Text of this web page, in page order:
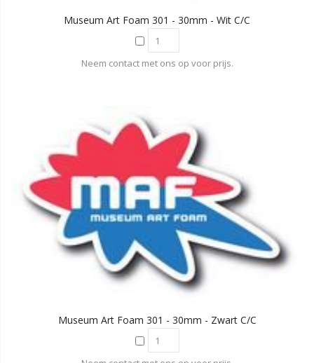
Museum Art Foam 301 - 30mm - Wit C/C
Neem contact met ons op voor prijs.
Museum Art Foam 301 - 30mm - Zwart C/C